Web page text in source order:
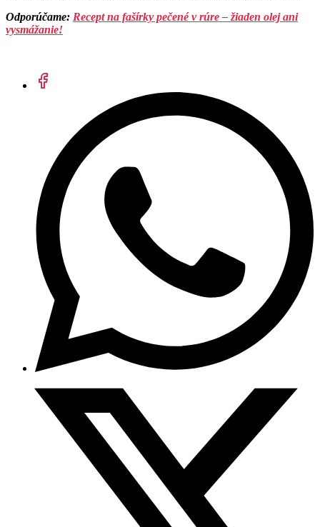
Odporúčame: Recept na fašírky pečené v rúre – žiaden olej ani
vysmážanie!